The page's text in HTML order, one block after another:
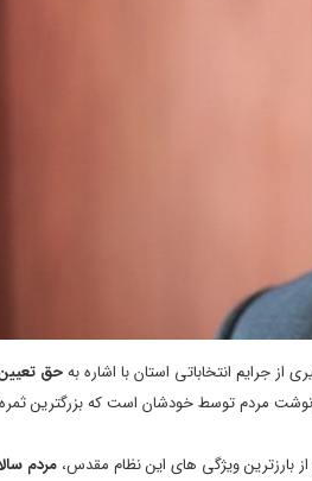
جرایم انتخاباتی استان با اشاره بهحق
مردم توسط خودشان است که بزرگترین
بارزترین ویژگی های این نظام مقدس، مردم